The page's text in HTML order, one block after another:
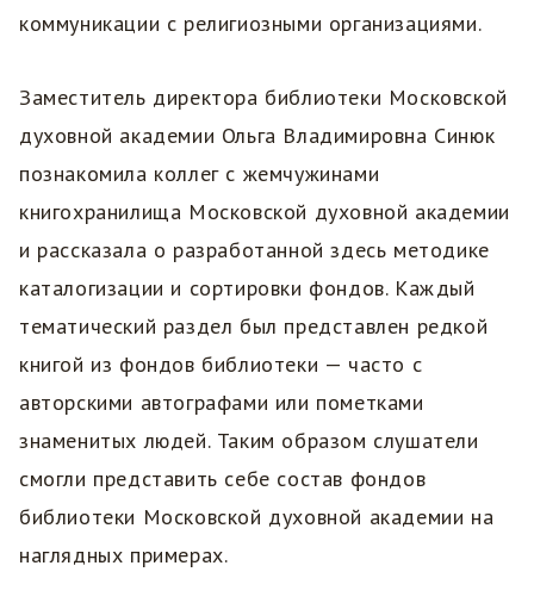
коммуникации с религиозными организациями.
Заместитель директора библиотеки Московской
духовной академии Ольга Владимировна Синюк
познакомила коллег с жемчужинами
книгохранилища Московской духовной академии
и рассказала о разработанной здесь методике
каталогизации и сортировки фондов. Каждый
тематический раздел был представлен редкой
книгой из фондов библиотеки — часто с
авторскими автографами или пометками
знаменитых людей. Таким образом слушатели
смогли представить себе состав фондов
библиотеки Московской духовной академии на
наглядных примерах.